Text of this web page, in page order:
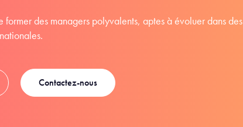
des managers polyvalents, aptes à évoluer dans des
Contactez-nous